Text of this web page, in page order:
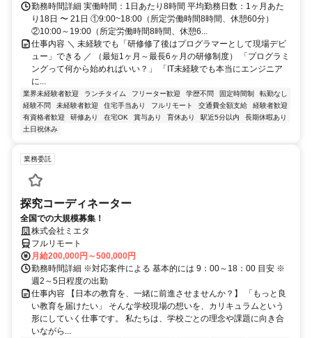
勤務時間詳細 実働時間：1日あたり8時間 平均勤務日数：1ヶ月あた
り18日 〜 21日 ①9:00~18:00（所定労働時間8時間、休憩60分）
②10:00～19:00（所定労働時間8時間、休憩6...
仕事内容 ＼ 未経験でも「研修修了後はプログラマーとして現場デビ
ュー」できる ／ （最短1ヶ月～最長6ヶ月の研修制度） 「プログラミ
ングって何から始めればいい？」 「IT未経験でも本当にエンジニア
に...
業界未経験者歓迎 ランチタイム フリーター歓迎 学歴不問 固定時間制
転勤なし
経験不問
未経験者歓迎 住宅手当あり フルリモート 交通費全額支給
経験者歓迎
有資格者歓迎
研修あり 在宅OK 賞与あり 育休あり 駅近5分以内
長期休暇あり
土日祝休み
業務委託
探究コーディネーター
全国での大規模募集！
株式会社ミエタ
フルリモート
月給200,000円～500,000円
勤務時間詳細 ※対応案件による 基本的には 9：00～18：00 目安 ※
週2～5日程度の出勤
仕事内容 【日本の教育を、一緒に前進させませんか？】 「もっと良
い教育を届けたい」 そんな学校現場の想いを、カリキュラムという
形にしていく仕事です。 私たちは、学校ごとの理念や課題に向き合
いながら...